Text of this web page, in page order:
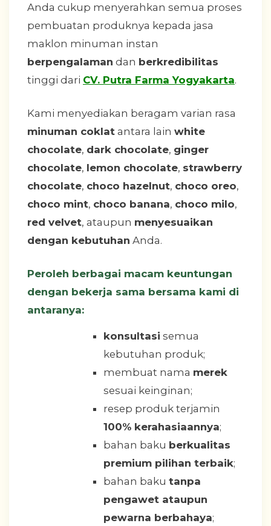
Anda cukup menyerahkan semua proses
pembuatan produknya kepada jasa
maklon minuman instan
berpengalaman dan berkredibilitas
tinggi dari CV. Putra Farma Yogyakarta.
Kami menyediakan beragam varian rasa
minuman coklat antara lain white
chocolate, dark chocolate, ginger
chocolate, lemon chocolate, strawberry
chocolate, choco hazelnut, choco oreo,
choco mint, choco banana, choco milo,
red velvet, ataupun menyesuaikan
dengan kebutuhan Anda.
Peroleh berbagai macam keuntungan
dengan bekerja sama bersama kami di
antaranya:
konsultasi semua
kebutuhan produk;
membuat nama merek
sesuai keinginan;
resep produk terjamin
100% kerahasiaannya;
bahan baku berkualitas
premium pilihan terbaik;
bahan baku tanpa
pengawet ataupun
pewarna berbahaya;